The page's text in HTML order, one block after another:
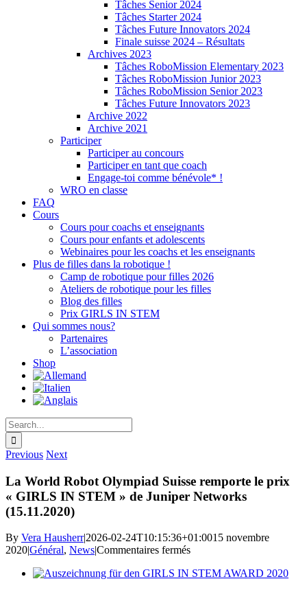
Tâches Senior 2024
Tâches Starter 2024
Tâches Future Innovators 2024
Finale suisse 2024 – Résultats
Archives 2023
Tâches RoboMission Elementary 2023
Tâches RoboMission Junior 2023
Tâches RoboMission Senior 2023
Tâches Future Innovators 2023
Archive 2022
Archive 2021
Participer
Participer au concours
Participer en tant que coach
Engage-toi comme bénévole* !
WRO en classe
FAQ
Cours
Cours pour coachs et enseignants
Cours pour enfants et adolescents
Webinaires pour les coachs et les enseignants
Plus de filles dans la robotique !
Camp de robotique pour filles 2026
Ateliers de robotique pour les filles
Blog des filles
Prix GIRLS IN STEM
Qui sommes nous?
Partenaires
L’association
Shop
Search
for:
Previous Next
La World Robot Olympiad Suisse remporte le prix
« GIRLS IN STEM » de Juniper Networks
(15.11.2020)
By Vera Hausherr|2026-02-24T10:15:36+01:0015 novembre
2020|Général, News|Commentaires ferméssur
World
View